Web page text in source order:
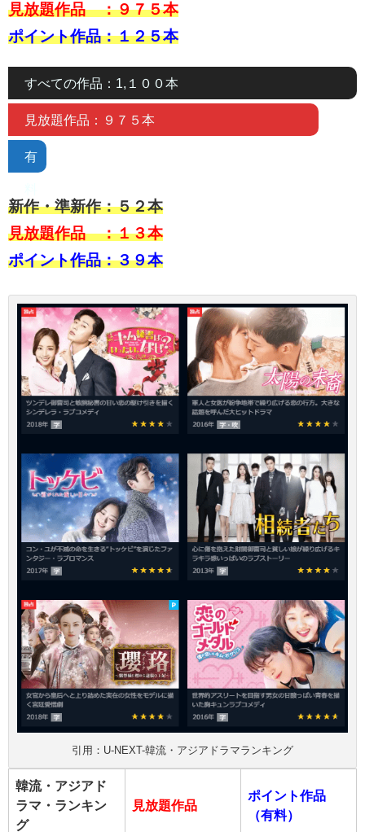
見放題作品 ：９７５本
ポイント作品：１２５本
すべての作品：1,１００本
見放題作品：９７５本
有
新作・準新作：５２本
見放題作品 ：１３本
ポイント作品：３９本
引用：U-NEXT-韓流・アジアドラマランキング
韓流・アジアド
ラマ・ランキン
グ
見放題作品
ポイント作品
（有料）